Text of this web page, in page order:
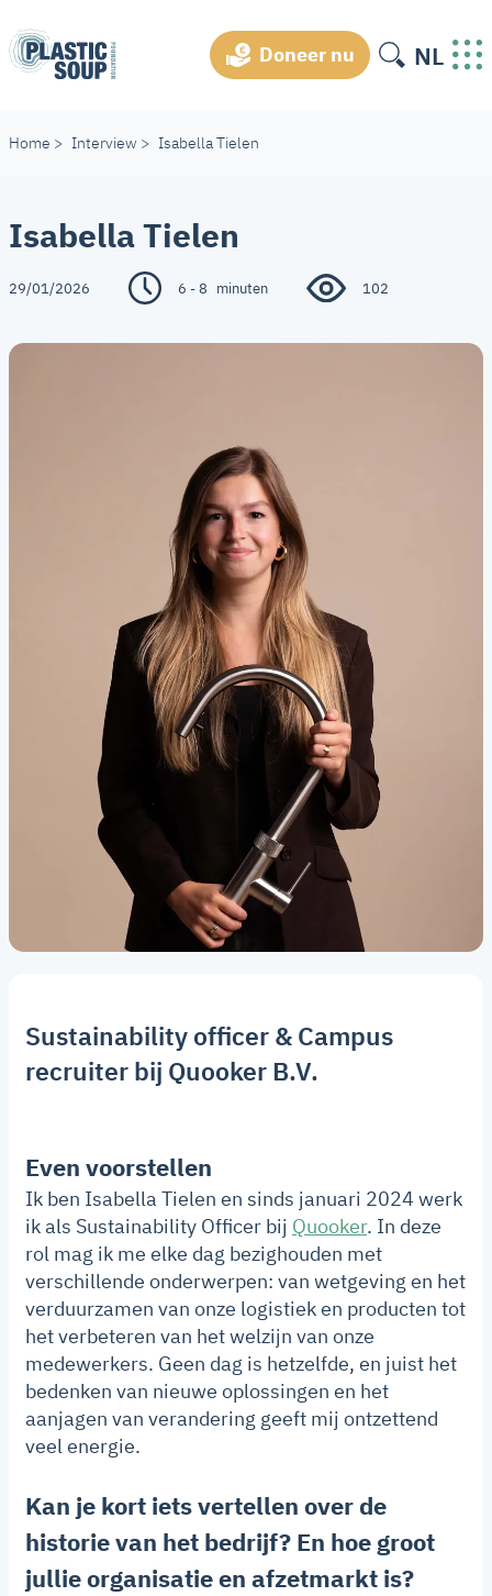
Doneer nu NL
Home > Interview > Isabella Tielen
Isabella Tielen
29/01/2026 6 - 8 minuten 102
Sustainability officer & Campus
recruiter bij Quooker B.V.
Even voorstellen
Ik ben Isabella Tielen en sinds januari 2024 werk
ik als Sustainability Officer bij Quooker. In deze
rol mag ik me elke dag bezighouden met
verschillende onderwerpen: van wetgeving en het
verduurzamen van onze logistiek en producten tot
het verbeteren van het welzijn van onze
medewerkers. Geen dag is hetzelfde, en juist het
bedenken van nieuwe oplossingen en het
aanjagen van verandering geeft mij ontzettend
veel energie.
Kan je kort iets vertellen over de
historie van het bedrijf? En hoe groot
jullie organisatie en afzetmarkt is?